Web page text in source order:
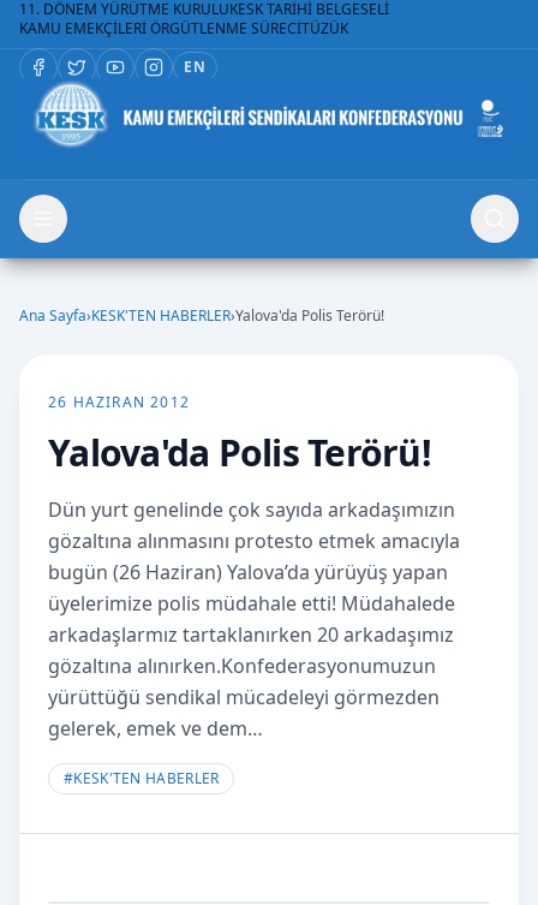
11. DÖNEM YÜRÜTME KURULUKESK TARİHİ BELGESELİ
KAMU EMEKÇİLERİ ÖRGÜTLENME SÜRECİTÜZÜK
EN
Ana Sayfa›KESK'TEN HABERLER›Yalova'da Polis Terörü!
26 HAZIRAN 2012
Yalova'da Polis Terörü!
Dün yurt genelinde çok sayıda arkadaşımızın
gözaltına alınmasını protesto etmek amacıyla
bugün (26 Haziran) Yalova’da yürüyüş yapan
üyelerimize polis müdahale etti! Müdahalede
arkadaşlarmız tartaklanırken 20 arkadaşımız
gözaltına alınırken.Konfederasyonumuzun
yürüttüğü sendikal mücadeleyi görmezden
gelerek, emek ve dem…
#KESK'TEN HABERLER